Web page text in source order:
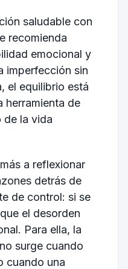
saludable con
recomienda
emocional y
imperfección sin
el equilibrio está
herramienta de
de la vida
a reflexionar
detrás de
de control: si se
el desorden
Para ella, la
surge cuando
cuando una